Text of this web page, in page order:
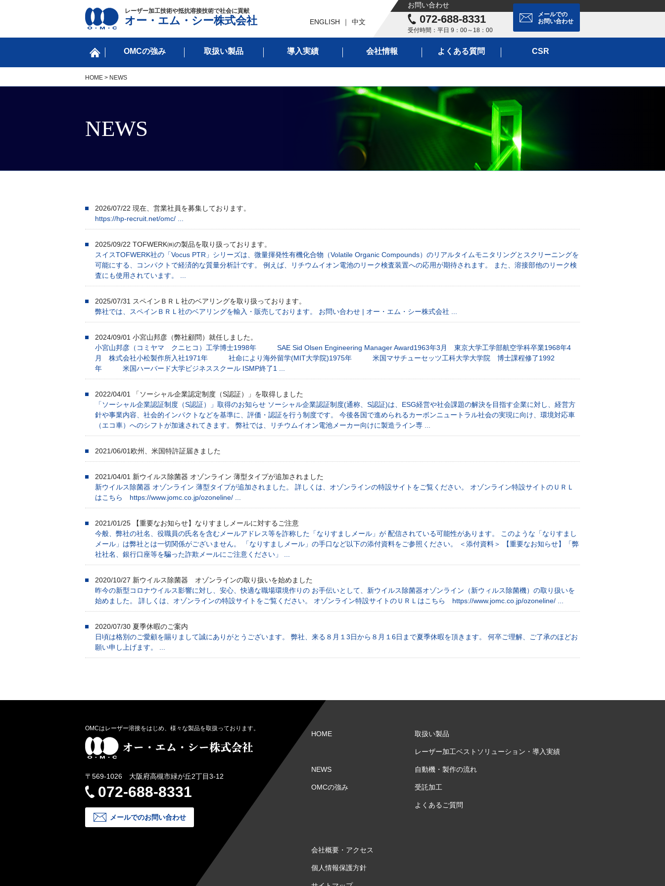
レーザー加工技術や抵抗溶接技術で社会に貢献
オー・エム・シー株式会社 ENGLISH ｜ 中文
お問い合わせ
072-688-8331
受付時間：平日 9：00～18：00
メールでの
お問い合わせ
OMCの強み 取扱い製品 導入実績 会社情報 よくある質問 CSR
HOME > NEWS
NEWS
2026/07/22 現在、営業社員を募集しております。
https://hp-recruit.net/omc/ ...
2025/09/22 TOFWERK㈱の製品を取り扱っております。
スイスTOFWERK社の「Vocus PTR」シリーズは、微量揮発性有機化合物（Volatile Organic Compounds）のリアルタイムモニタリングとスクリーニングを
可能にする、コンパクトで経済的な質量分析計です。 例えば、リチウムイオン電池のリーク検査装置への応用が期待されます。 また、溶接部他のリーク検
査にも使用されています。 ...
2025/07/31 スペインＢＲＬ社のベアリングを取り扱っております。
弊社では、スペインＢＲＬ社のベアリングを輸入・販売しております。 お問い合わせ | オー・エム・シー株式会社 ...
2024/09/01 小宮山邦彦（弊社顧問）就任しました。
小宮山邦彦（コミヤマ クニヒコ）工学博士1998年 SAE Sid Olsen Engineering Manager Award1963年3月 東京大学工学部航空学科卒業1968年4
月 株式会社小松製作所入社1971年 社命により海外留学(MIT大学院)1975年 米国マサチューセッツ工科大学大学院 博士課程修了1992
年 米国ハーバード大学ビジネススクール ISMP終了1 ...
2022/04/01
「ソーシャル企業認定制度（S認証）」を取得しました
「ソーシャル企業認証制度（S認証）」取得のお知らせ ソーシャル企業認証制度(通称、S認証)は、ESG経営や社会課題の解決を目指す企業に対し、経営方
針や事業内容、社会的インパクトなどを基準に、評価・認証を行う制度です。 今後各国で進められるカーボンニュートラル社会の実現に向け、環境対応車
（エコ車）へのシフトが加速されてきます。 弊社では、リチウムイオン電池メーカー向けに製造ライン専 ...
2021/06/01欧州、米国特許証届きました
2021/04/01 新ウイルス除菌器 オゾンライン 薄型タイプが追加されました
新ウイルス除菌器 オゾンライン 薄型タイプが追加されました。 詳しくは、オゾンラインの特設サイトをご覧ください。 オゾンライン特設サイトのＵＲＬ
はこちら https://www.jomc.co.jp/ozoneline/ ...
2021/01/25 【重要なお知らせ】なりすましメールに対するご注意
今般、弊社の社名、役職員の氏名を含むメールアドレス等を詐称した「なりすましメール」が 配信されている可能性があります。 このような「なりすまし
メール」は弊社とは一切関係がございません。 「なりすましメール」の手口など以下の添付資料をご参照ください。 ＜添付資料＞ 【重要なお知らせ】「弊
社社名、銀行口座等を騙った詐欺メールにご注意ください」 ...
2020/10/27 新ウイルス除菌器 オゾンラインの取り扱いを始めました
昨今の新型コロナウイルス影響に対し、安心、快適な職場環境作りの お手伝いとして、新ウイルス除菌器オゾンライン（新ウィルス除菌機）の取り扱いを
始めました。 詳しくは、オゾンラインの特設サイトをご覧ください。 オゾンライン特設サイトのＵＲＬはこちら https://www.jomc.co.jp/ozoneline/ ...
2020/07/30 夏季休暇のご案内
日頃は格別のご愛顧を賜りまして誠にありがとうございます。 弊社、来る８月１3日から８月１6日まで夏季休暇を頂きます。 何卒ご理解、ご了承のほどお
願い申し上げます。 ...
OMCはレーザー溶接をはじめ、様々な製品を取扱っております。
〒569-1026 大阪府高槻市緑が丘2丁目3-12
072-688-8331
メールでのお問い合わせ
HOME
NEWS
OMCの強み
取扱い製品
レーザー加工ベストソリューション・導入実績
自動機・製作の流れ
受託加工
よくあるご質問
会社概要・アクセス
個人情報保護方針